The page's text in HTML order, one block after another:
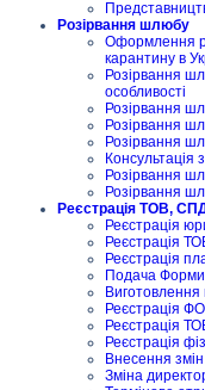
Розірвання шлюбу
Оформлення
карантину в
Розірвання
особливості
Розірвання
Розірвання
Розірвання
Консультація
Розірвання
Розірвання
Реєстрація ТОВ,
Реєстрація
Реєстрація
Реєстрація
Подача
Виготовлення
Реєстрація
Реєстрація
Реєстрація
Внесення
Зміна